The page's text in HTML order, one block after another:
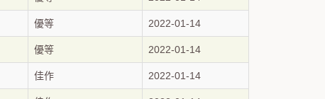
優等 2022-01-14
優等 2022-01-14
佳作 2022-01-14